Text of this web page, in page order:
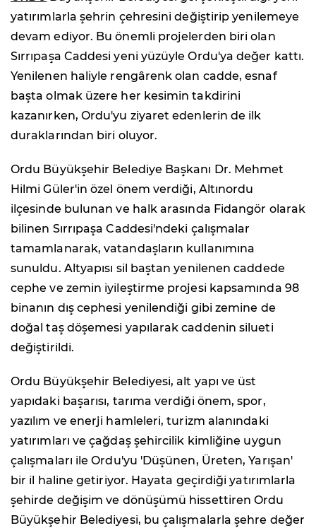
yatırımlarla şehrin çehresini değiştirip yenilemeye
devam ediyor. Bu önemli projelerden biri olan
Sırrıpaşa Caddesi yeni yüzüyle Ordu'ya değer kattı.
Yenilenen haliyle rengârenk olan cadde, esnaf
başta olmak üzere her kesimin takdirini
kazanırken, Ordu'yu ziyaret edenlerin de ilk
duraklarından biri oluyor.
Ordu Büyükşehir Belediye Başkanı Dr. Mehmet
Hilmi Güler'in özel önem verdiği, Altınordu
ilçesinde bulunan ve halk arasında Fidangör olarak
bilinen Sırrıpaşa Caddesi'ndeki çalışmalar
tamamlanarak, vatandaşların kullanımına
sunuldu. Altyapısı sil baştan yenilenen caddede
cephe ve zemin iyileştirme projesi kapsamında 98
binanın dış cephesi yenilendiği gibi zemine de
doğal taş döşemesi yapılarak caddenin silueti
değiştirildi.
Ordu Büyükşehir Belediyesi, alt yapı ve üst
yapıdaki başarısı, tarıma verdiği önem, spor,
yazılım ve enerji hamleleri, turizm alanındaki
yatırımları ve çağdaş şehircilik kimliğine uygun
çalışmaları ile Ordu'yu 'Düşünen, Üreten, Yarışan'
bir il haline getiriyor. Hayata geçirdiği yatırımlarla
şehirde değişim ve dönüşümü hissettiren Ordu
Büyükşehir Belediyesi, bu çalışmalarla şehre değer